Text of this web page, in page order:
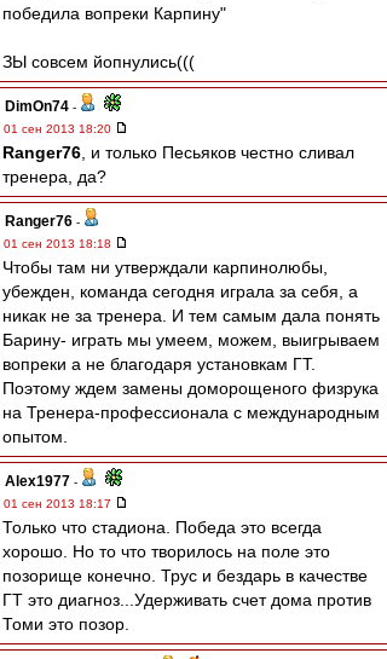
победила вопреки Карпину"
ЗЫ совсем йопнулись(((
DimOn74 -
01 сен 2013 18:20
Ranger76 , и только Песьяков честно сливал
тренера, да?
Ranger76 -
01 сен 2013 18:18
Чтобы там ни утверждали карпинолюбы,
убежден, команда сегодня играла за себя, а
никак не за тренера. И тем самым дала понять
Барину- играть мы умеем, можем, выигрываем
вопреки а не благодаря установкам ГТ.
Поэтому ждем замены доморощеного физрука
на Тренера-профессионала c международным
опытом.
Alex1977 -
01 сен 2013 18:17
Только что стадиона. Победа это всегда
хорошо. Но то что творилось на поле это
позорище конечно. Трус и бездарь в качестве
ГТ это диагноз...Удерживать счет дома против
Томи это позор.